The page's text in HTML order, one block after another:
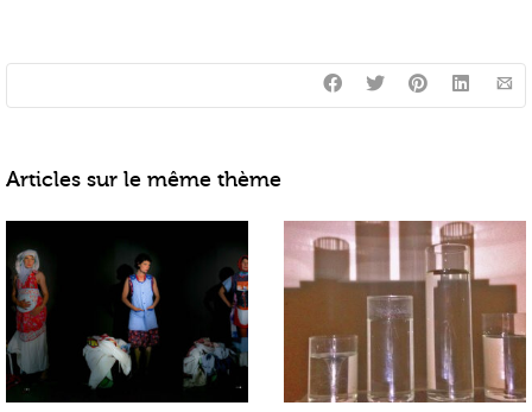
Articles sur le même thème